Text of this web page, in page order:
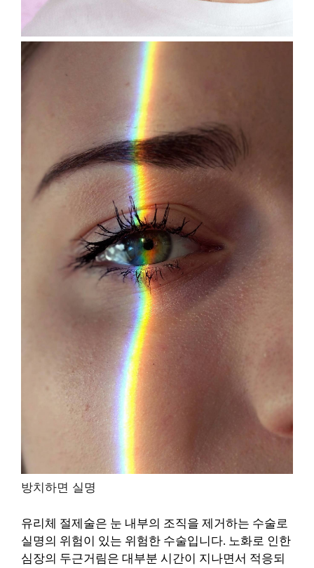
방치하면 실명
유리체 절제술은 눈 내부의 조직을 제거하는 수술로
실명의 위험이 있는 위험한 수술입니다. 노화로 인한
심장의 두근거림은 대부분 시간이 지나면서 적응되